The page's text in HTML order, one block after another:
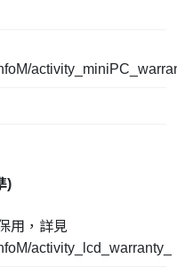
)
用，詳見
activity_lcd_warranty_